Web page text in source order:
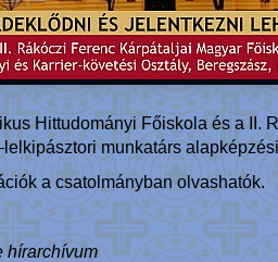
Hittudományi Főiskola és a
munkatárs
a csatolmányban olvashatók.
hírarchívum